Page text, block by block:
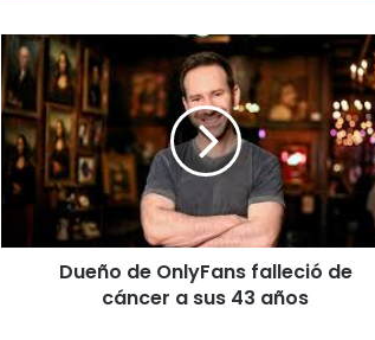
Dueño
de
OnlyFans
falleció
de
cáncer
43
Dueño de OnlyFans falleció de
cáncer a sus 43 años